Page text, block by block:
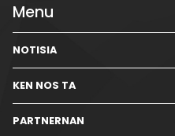
Menu
NOTISIA
KEN NOS TA
PARTNERNAN